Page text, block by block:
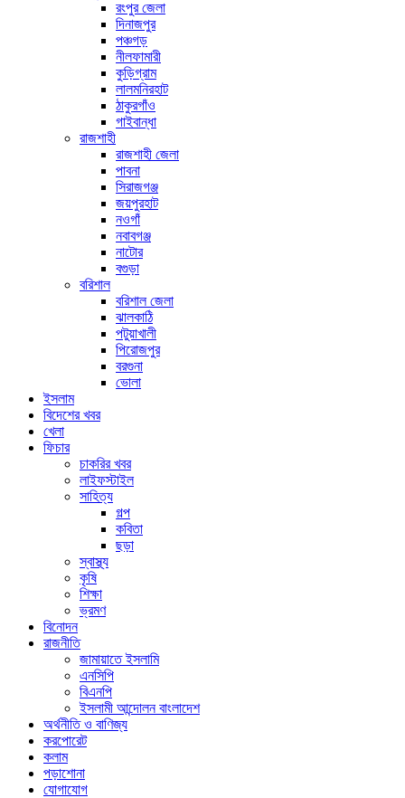
রংপুর জেলা
দিনাজপুর
পঞ্চগড়
নীলফামারী
কুড়িগ্রাম
লালমনিরহাট
ঠাকুরগাঁও
গাইবান্ধা
রাজশাহী
রাজশাহী জেলা
পাবনা
সিরাজগঞ্জ
জয়পুরহাট
নওগাঁ
নবাবগঞ্জ
নাটোর
বগুড়া
বরিশাল
বরিশাল জেলা
ঝালকাঠি
পটুয়াখালী
পিরোজপুর
বরগুনা
ভোলা
ইসলাম
বিদেশের খবর
খেলা
ফিচার
চাকরির খবর
লাইফস্টাইল
সাহিত্য
গল্প
কবিতা
ছড়া
স্বাস্থ্য
কৃষি
শিক্ষা
ভ্রমণ
বিনোদন
রাজনীতি
জামায়াতে ইসলামি
এনসিপি
বিএনপি
ইসলামী আন্দোলন বাংলাদেশ
অর্থনীতি ও বাণিজ্য
করপোরেট
কলাম
পড়াশোনা
যোগাযোগ